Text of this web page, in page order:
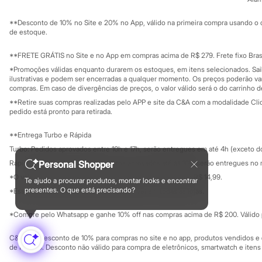
Minecraft
Naruto
Sonic
Beleza
Kits
Perfumes árabes
Novidades
Cabelos
Escovas e Pentes
Finalizadores
Shampoo
Tratamento
Cuidados com o corpo
Hidratante
Tratamento
Cuidados com o rosto
Esfoliante
Hidratante
Protetor solar
Personal Shopper
Te ajudo a procurar produtos, montar looks e encontrar
presentes. O que está precisando?
Mapa do site
Investidores
Privacidade
Configuração de cookies
Minha privacidade
Governança
Educação
Formas de pagamento
**Desconto de 10% no Site e 20% no App, válido na primeira compra usando
de estoque.
**FRETE GRÁTIS no Site e no App em compras acima de R$ 279. Frete fixo
*Promoções válidas enquanto durarem os estoques, em itens selecionados.
ilustrativas e podem ser encerradas a qualquer momento. Os preços poderão
compras. Em caso de divergências de preços, o valor válido será o do carrinho
**Retire suas compras realizadas pelo APP e site da C&A com a modalidade
pedido está pronto para retirada.
**Entrega Turbo e Rápida
Turbo: Pedidos aprovados entre 10h e 17h, serão entregues em até 4h (exceto
Rápida: Pedidos com os pagamentos aprovados até as 10h, serão entregues
*O valor do frete para o turbo é R$ 24,99 e para a rápida é R$ 14,99.
*Essa condição ainda não estará disponível em todas as lojas.
*Compre pelo Whatsapp e ganhe 10% off nas compras acima de R$ 200.
C&A Pay: desconto de 10% para compras no site e no app, produtos vendidos
de R$ 400. Desconto não válido para compra de eletrônicos, smartwatch e